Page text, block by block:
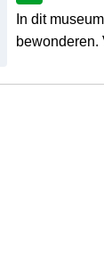
In dit
bewonderen.